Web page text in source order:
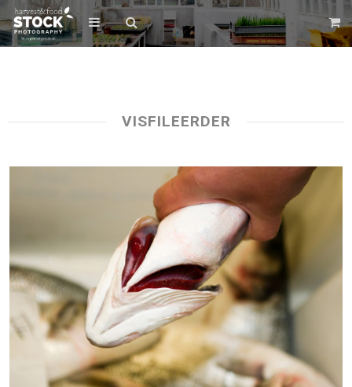
VISFILEERDER